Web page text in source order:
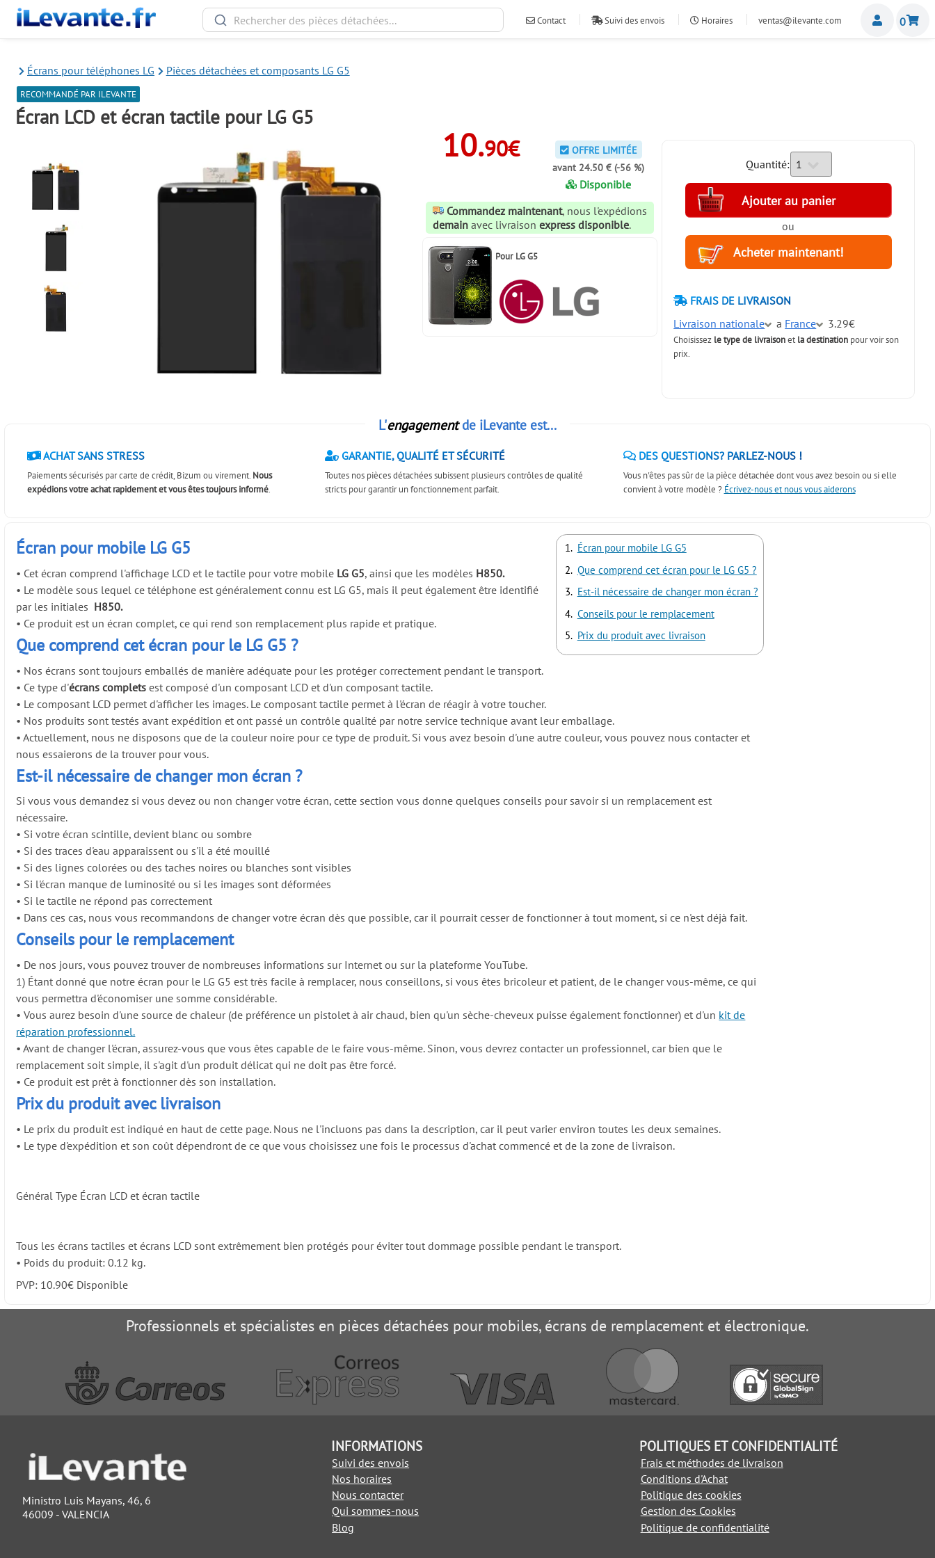
Contact Suivi des envois Horaires ventas@ilevante.com 0
Écrans pour téléphones LG Pièces détachées et composants LG G5
RECOMMANDÉ PAR ILEVANTE
Écran LCD et écran tactile pour LG G5
10.90€
OFFRE LIMITÉE
avant 24.50 € (-56 %)
Disponible
Commandez maintenant, nous l'expédions
demain avec livraisonexpress disponible.
Pour LG G5
Quantité:
ou
FRAIS DE LIVRAISON
Livraison nationale
a France 3.29€
Choisissez le type de livraisonetla destination pour voir son
prix.
L'engagementde iLevante est...
ACHAT SANS STRESS
Paiements sécurisés par carte de crédit, Bizum ou virement. Nous
expédions votre achat rapidement et vous êtes toujours informé.
GARANTIE, QUALITÉ ET SÉCURITÉ
Toutes nos pièces détachées subissent plusieurs contrôles de qualité
stricts pour garantir un fonctionnement parfait.
DES QUESTIONS? PARLEZ-NOUS !
Vous n'êtes pas sûr de la pièce détachée dont vous avez besoin ou si elle
convient à votre modèle ? Écrivez-nous et nous vous aiderons
Écran pour mobile LG G5
Que comprend cet écran pour le LG G5 ?
Est-il nécessaire de changer mon écran ?
Conseils pour le remplacement
Prix du produit avec livraison
Écran pour mobile LG G5
• Cet écran comprend l'affichage LCD et le tactile pour votre mobile LG G5, ainsi que les modèles H850.
• Le modèle sous lequel ce téléphone est généralement connu est LG G5, mais il peut également être identifié
par les initiales H850.
• Ce produit est un écran complet, ce qui rend son remplacement plus rapide et pratique.
Que comprend cet écran pour le LG G5 ?
• Nos écrans sont toujours emballés de manière adéquate pour les protéger correctement pendant le transport.
• Ce type d'écrans complets est composé d'un composant LCD et d'un composant tactile.
• Le composant LCD permet d'afficher les images. Le composant tactile permet à l'écran de réagir à votre toucher.
• Nos produits sont testés avant expédition et ont passé un contrôle qualité par notre service technique avant leur emballage.
• Actuellement, nous ne disposons que de la couleur noire pour ce type de produit. Si vous avez besoin d'une autre couleur, vous pouvez nous contacter et
nous essaierons de la trouver pour vous.
Est-il nécessaire de changer mon écran ?
Si vous vous demandez si vous devez ou non changer votre écran, cette section vous donne quelques conseils pour savoir si un remplacement est
nécessaire.
• Si votre écran scintille, devient blanc ou sombre
• Si des traces d'eau apparaissent ou s'il a été mouillé
• Si des lignes colorées ou des taches noires ou blanches sont visibles
• Si l'écran manque de luminosité ou si les images sont déformées
• Si le tactile ne répond pas correctement
• Dans ces cas, nous vous recommandons de changer votre écran dès que possible, car il pourrait cesser de fonctionner à tout moment, si ce n'est déjà fait.
Conseils pour le remplacement
• De nos jours, vous pouvez trouver de nombreuses informations sur Internet ou sur la plateforme YouTube.
1) Étant donné que notre écran pour le LG G5 est très facile à remplacer, nous conseillons, si vous êtes bricoleur et patient, de le changer vous-même, ce qui
vous permettra d'économiser une somme considérable.
• Vous aurez besoin d'une source de chaleur (de préférence un pistolet à air chaud, bien qu'un sèche-cheveux puisse également fonctionner) et d'un kit de
réparation professionnel.
• Avant de changer l'écran, assurez-vous que vous êtes capable de le faire vous-même. Sinon, vous devrez contacter un professionnel, car bien que le
remplacement soit simple, il s'agit d'un produit délicat qui ne doit pas être forcé.
• Ce produit est prêt à fonctionner dès son installation.
Prix du produit avec livraison
• Le prix du produit est indiqué en haut de cette page. Nous ne l'incluons pas dans la description, car il peut varier environ toutes les deux semaines.
• Le type d'expédition et son coût dépendront de ce que vous choisissez une fois le processus d'achat commencé et de la zone de livraison.
GénéralType Écran LCD et écran tactile
Tous les écrans tactiles et écrans LCD sont extrêmement bien protégés pour éviter tout dommage possible pendant le transport.
• Poids du produit: 0.12 kg.
PVP: 10.90€ Disponible
Professionnels et spécialistes en pièces détachées pour mobiles, écrans de remplacement et électronique.
Ministro Luis Mayans, 46, 6
46009 - VALENCIA
INFORMATIONS
Suivi des envois
Nos horaires
Nous contacter
Qui sommes-nous
Blog
POLITIQUES ET CONFIDENTIALITÉ
Frais et méthodes de livraison
Conditions d'Achat
Politique des cookies
Gestion des Cookies
Politique de confidentialité